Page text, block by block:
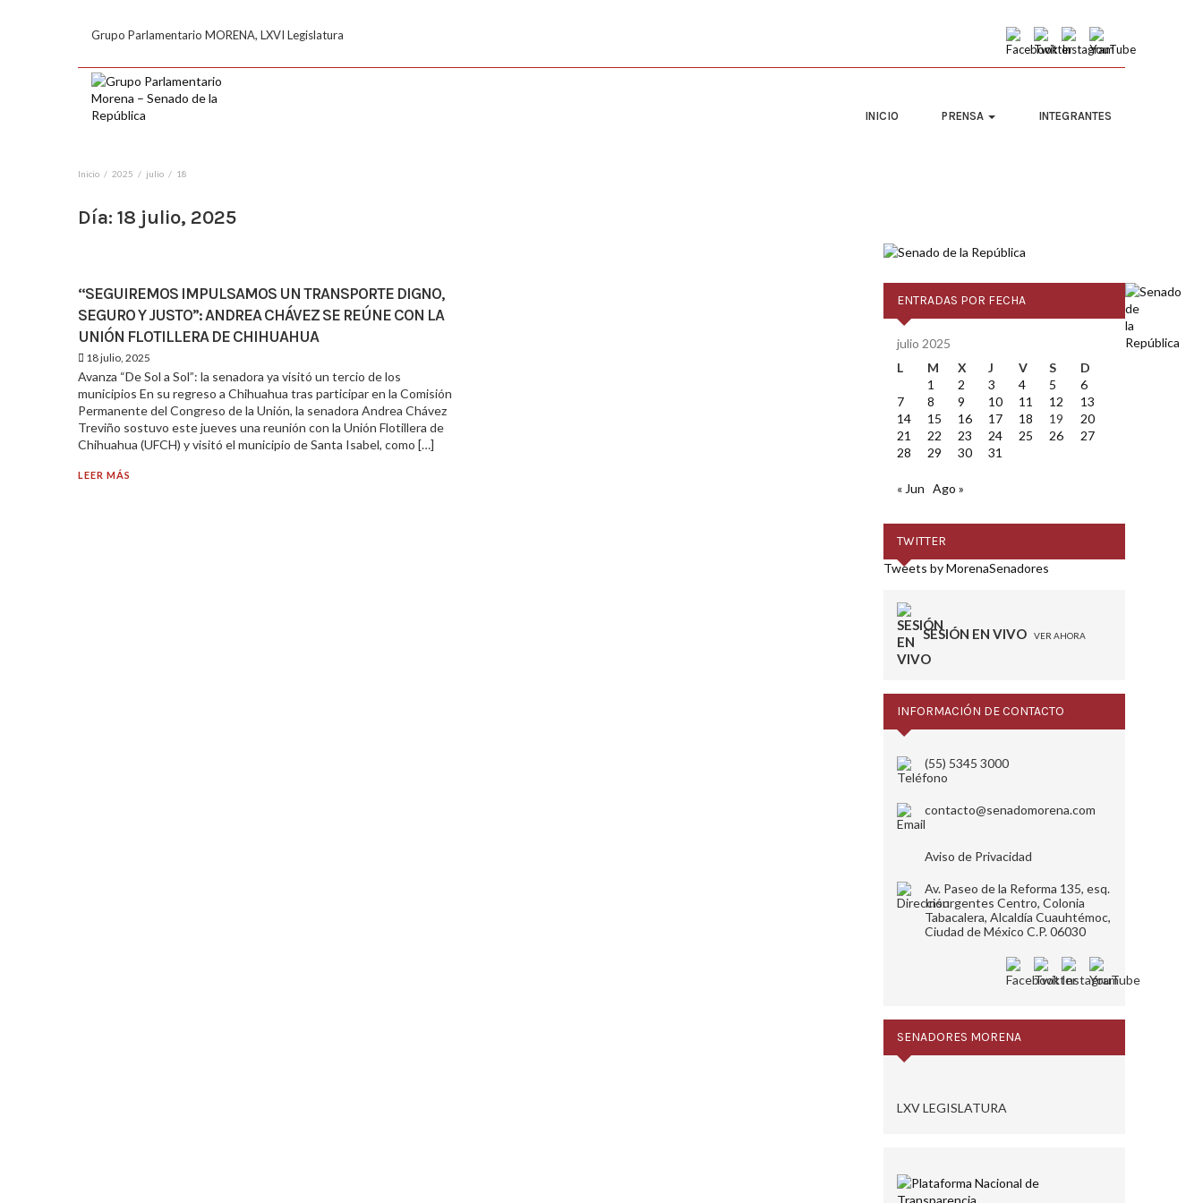
Grupo Parlamentario MORENA, LXVI Legislatura
INICIO PRENSA INTEGRANTES
Inicio 2025 julio 18
Día: 18 julio, 2025
“SEGUIREMOS IMPULSAMOS UN TRANSPORTE DIGNO,
SEGURO Y JUSTO”: ANDREA CHÁVEZ SE REÚNE CON LA
UNIÓN FLOTILLERA DE CHIHUAHUA
18 julio, 2025
Avanza “De Sol a Sol”: la senadora ya visitó un tercio de los
municipios En su regreso a Chihuahua tras participar en la Comisión
Permanente del Congreso de la Unión, la senadora Andrea Chávez
Treviño sostuvo este jueves una reunión con la Unión Flotillera de
Chihuahua (UFCH) y visitó el municipio de Santa Isabel, como […]
LEER MÁS
ENTRADAS POR FECHA
julio 2025
L
M X J V S
D
1
2 3 4 5
6
7
8 9 10 11 12
13
14
15 16 17 18 19
20
21
22 23 24 25 26
27
28
29 30 31
« Jun Ago »
TWITTER
Tweets by MorenaSenadores
SESIÓN EN VIVO VER AHORA
INFORMACIÓN DE CONTACTO
(55) 5345 3000
contacto@senadomorena.com
Aviso de Privacidad
Av. Paseo de la Reforma 135, esq.
Insurgentes Centro, Colonia
Tabacalera, Alcaldía Cuauhtémoc,
Ciudad de México C.P. 06030
SENADORES MORENA
LXV LEGISLATURA